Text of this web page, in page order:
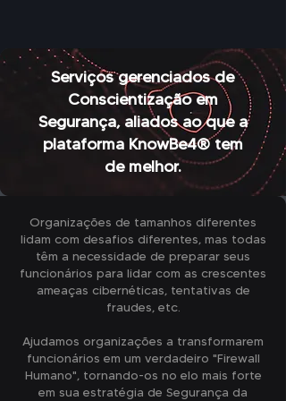
Serviços gerenciados de
Conscientização em
Segurança, aliados ao que a
plataforma KnowBe4® tem
de melhor.
Organizações de tamanhos diferentes
lidam com desafios diferentes, mas todas
têm a necessidade de preparar seus
funcionários para lidar com as crescentes
ameaças cibernéticas, tentativas de
fraudes, etc.
Ajudamos organizações a transformarem
funcionários em um verdadeiro "Firewall
Humano", tornando-os no elo mais forte
em sua estratégia de Segurança da